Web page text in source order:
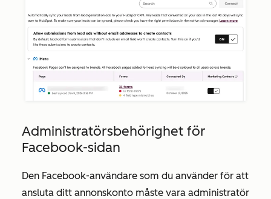
Administratörsbehörighet för
Facebook-sidan
Den Facebook-användare som du använder för att
ansluta ditt annonskonto måste vara administratör